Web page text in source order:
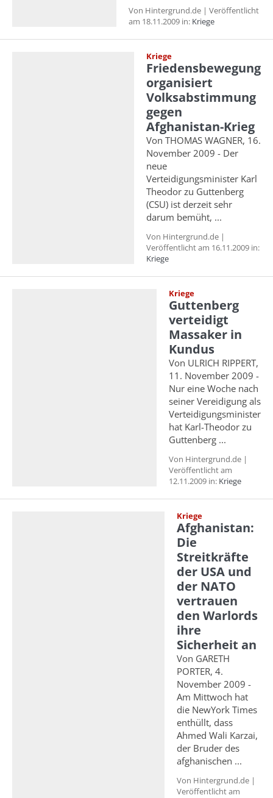
Von Hintergrund.de | Veröffentlicht
am 18.11.2009 in: Kriege
Kriege
Friedensbewegung
organisiert
Volksabstimmung
gegen
Afghanistan-Krieg
Von THOMAS WAGNER, 16.
November 2009 - Der
neue
Verteidigungsminister Karl
Theodor zu Guttenberg
(CSU) ist derzeit sehr
darum bemüht, ...
Von Hintergrund.de |
Veröffentlicht am 16.11.2009 in:
Kriege
Kriege
Guttenberg
verteidigt
Massaker in
Kundus
Von ULRICH RIPPERT,
11. November 2009 -
Nur eine Woche nach
seiner Vereidigung als
Verteidigungsminister
hat Karl-Theodor zu
Guttenberg ...
Von Hintergrund.de |
Veröffentlicht am
12.11.2009 in: Kriege
Kriege
Afghanistan:
Die
Streitkräfte
der USA und
der NATO
vertrauen
den Warlords
ihre
Sicherheit an
Von GARETH
PORTER, 4.
November 2009 -
Am Mittwoch hat
die NewYork Times
enthüllt, dass
Ahmed Wali Karzai,
der Bruder des
afghanischen ...
Von Hintergrund.de |
Veröffentlicht am